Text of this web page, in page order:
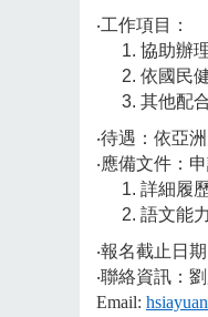
‧工作項目：
協助辦
依國民
其他配
‧待遇：依亞
‧應備文件：
詳細履
語文能
‧報名截止日期
‧聯絡資訊：劉
Email: